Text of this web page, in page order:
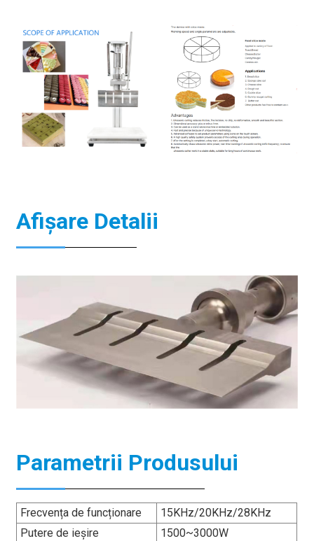
Afișare Detalii
Parametrii Produsului
Frecvența de funcționare
15KHz/20KHz/28KHz
Putere de ieșire
1500~3000W